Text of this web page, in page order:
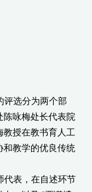
选分为两个部
咏梅处长代表院
授在教书育人工
和教学的优良传统
表，在自述环节